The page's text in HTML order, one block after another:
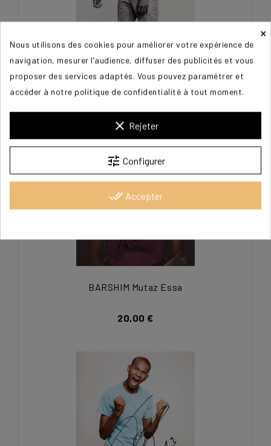
BARSHIM Mutaz Essa
BARSHIM Mutaz Essa
20,00 €
×
Nous utilisons des cookies pour améliorer votre expérience de
navigation, mesurer l’audience, diffuser des publicités et vous
proposer des services adaptés. Vous pouvez paramétrer et
accéder à notre politique de confidentialité à tout moment.
clear Rejeter
tune Configurer
done_all Accepter